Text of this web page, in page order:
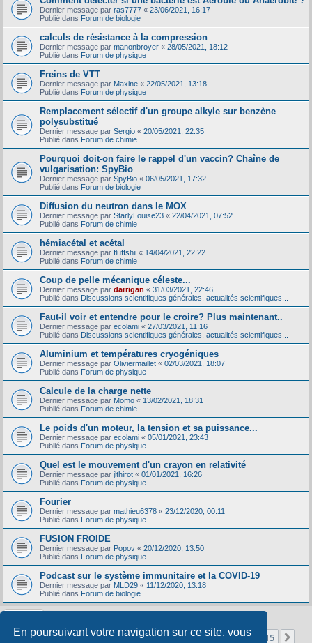
En poursuivant votre navigation sur ce site, vous
Dernier message par ras7777 « 23/06/2021, 16:17
Publié dans Forum de biologie
calculs de résistance à la compression
Dernier message par manonbroyer « 28/05/2021, 18:12
Publié dans Forum de physique
Freins de VTT
Dernier message par Maxine « 22/05/2021, 13:18
Publié dans Forum de physique
Remplacement sélectif d'un groupe alkyle sur benzène
polysubstitué
Dernier message par Sergio « 20/05/2021, 22:35
Publié dans Forum de chimie
Pourquoi doit-on faire le rappel d'un vaccin? Chaîne de
vulgarisation: SpyBio
Dernier message par SpyBio « 06/05/2021, 17:32
Publié dans Forum de biologie
Diffusion du neutron dans le MOX
Dernier message par StarlyLouise23 « 22/04/2021, 07:52
Publié dans Forum de chimie
hémiacétal et acétal
Dernier message par fluffshii « 14/04/2021, 22:22
Publié dans Forum de chimie
Coup de pelle mécanique céleste...
Dernier message par darrigan « 31/03/2021, 22:46
Publié dans Discussions scientifiques générales, actualités scientifiques...
Faut-il voir et entendre pour le croire? Plus maintenant..
Dernier message par ecolami « 27/03/2021, 11:16
Publié dans Discussions scientifiques générales, actualités scientifiques...
Aluminium et températures cryogéniques
Dernier message par Oliviermaillet « 02/03/2021, 18:07
Publié dans Forum de physique
Calcule de la charge nette
Dernier message par Momo « 13/02/2021, 18:31
Publié dans Forum de chimie
Le poids d'un moteur, la tension et sa puissance...
Dernier message par ecolami « 05/01/2021, 23:43
Publié dans Forum de physique
Quel est le mouvement d'un crayon en relativité
Dernier message par jlthirot « 01/01/2021, 16:26
Publié dans Forum de physique
Fourier
Dernier message par mathieu6378 « 23/12/2020, 00:11
Publié dans Forum de physique
FUSION FROIDE
Dernier message par Popov « 20/12/2020, 13:50
Publié dans Forum de physique
Podcast sur le système immunitaire et la COVID-19
Dernier message par MLD29 « 11/12/2020, 13:18
Publié dans Forum de biologie
La recherche a retourné 356 résultats Page 1sur15
1 2 3 4 5 … 15